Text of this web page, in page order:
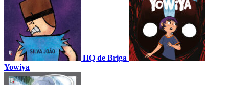
HQ de Briga
Yowiya